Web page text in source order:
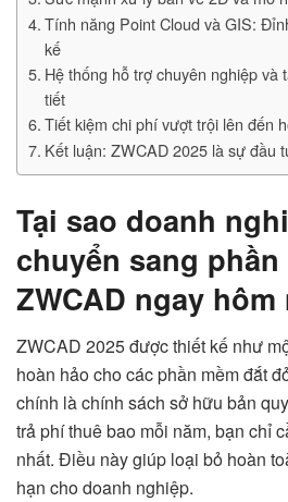
Tính năng Point Cloud và GIS:
kế
Hệ thống hỗ trợ chuyên nghiệp và
tiết
Tiết kiệm chi phí vượt trội lên đến
Kết luận: ZWCAD 2025 là sự đầu
Tại sao doanh
chuyển sang phần
ZWCAD ngay hôm
ZWCAD 2025 được thiết kế như
hoàn hảo cho các phần mềm đắt
chính là chính sách sở hữu bản
trả phí thuê bao mỗi năm, bạn chỉ
nhất. Điều này giúp loại bỏ hoàn
hạn cho doanh nghiệp.